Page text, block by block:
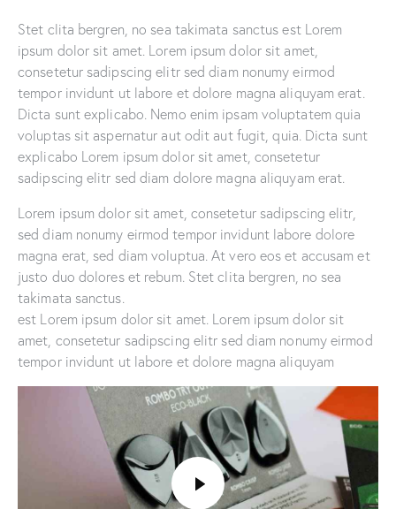
Stet clita bergren, no sea takimata sanctus est Lorem
ipsum dolor sit amet. Lorem ipsum dolor sit amet,
consetetur sadipscing elitr sed diam nonumy eirmod
tempor invidunt ut labore et dolore magna aliquyam erat.
Dicta sunt explicabo. Nemo enim ipsam voluptatem quia
voluptas sit aspernatur aut odit aut fugit, quia. Dicta sunt
explicabo Lorem ipsum dolor sit amet, consetetur
sadipscing elitr sed diam dolore magna aliquyam erat.
Lorem ipsum dolor sit amet, consetetur sadipscing elitr,
sed diam nonumy eirmod tempor invidunt labore dolore
magna erat, sed diam voluptua. At vero eos et accusam et
justo duo dolores et rebum. Stet clita bergren, no sea
takimata sanctus.
est Lorem ipsum dolor sit amet. Lorem ipsum dolor sit
amet, consetetur sadipscing elitr sed diam nonumy eirmod
tempor invidunt ut labore et dolore magna aliquyam